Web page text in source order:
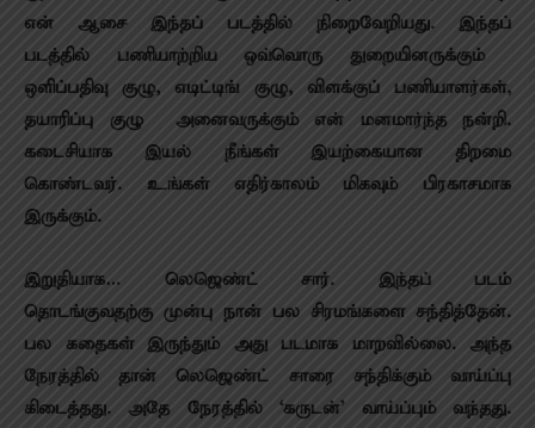
என் ஆசை இந்தப் படத்தில் நிறைவேறியது. இந்தப்
படத்தில் பணியாற்றிய ஒவ்வொரு துறையினருக்கும் –
ஒளிப்பதிவு குழு, எடிட்டிங் குழு, விளக்குப் பணியாளர்கள்,
தயாரிப்பு குழு – அனைவருக்கும் என் மனமார்ந்த நன்றி.
கடைசியாக இயல் நீங்கள் இயற்கையான திறமை
கொண்டவர். உங்கள் எதிர்காலம் மிகவும் பிரகாசமாக
இருக்கும்.
இறுதியாக… லெஜெண்ட் சார். இந்தப் படம்
தொடங்குவதற்கு முன்பு நான் பல சிரமங்களை சந்தித்தேன்.
பல கதைகள் இருந்தும் அது படமாக மாறவில்லை. அந்த
நேரத்தில் தான் லெஜெண்ட் சாரை சந்திக்கும் வாய்ப்பு
கிடைத்தது. அதே நேரத்தில் ‘கருடன்’ வாய்ப்பும் வந்தது.